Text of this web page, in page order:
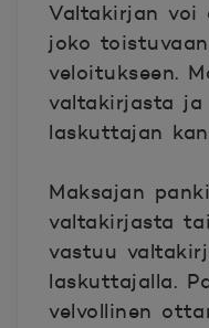
Valtakirjan voi
joko
veloitukseen.
valtakirjasta ja
laskuttajan
Maksajan
valtakirjasta
vastuu
laskuttajalla.
velvollinen